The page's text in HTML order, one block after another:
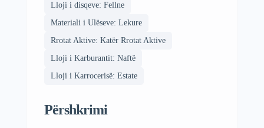
Lloji i disqeve: Fellne
Materiali i Ulëseve: Lekure
Rrotat Aktive: Katër Rrotat Aktive
Lloji i Karburantit: Naftë
Lloji i Karrocerisë: Estate
Përshkrimi